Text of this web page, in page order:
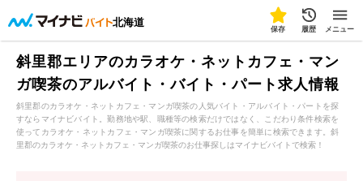
北海道
保存 履歴 メニュー
斜里郡エリアのカラオケ・ネットカフェ・マン
ガ喫茶のアルバイト・バイト・パート求人情報
斜里郡のカラオケ・ネットカフェ・マンガ喫茶の人気バイト・アルバイト・パートを探
すならマイナビバイト。勤務地や駅、職種等の検索だけではなく、こだわり条件検索を
使ってカラオケ・ネットカフェ・マンガ喫茶に関するお仕事を簡単に検索できます。斜
里郡のカラオケ・ネットカフェ・マンガ喫茶のお仕事探しはマイナビバイトで検索！